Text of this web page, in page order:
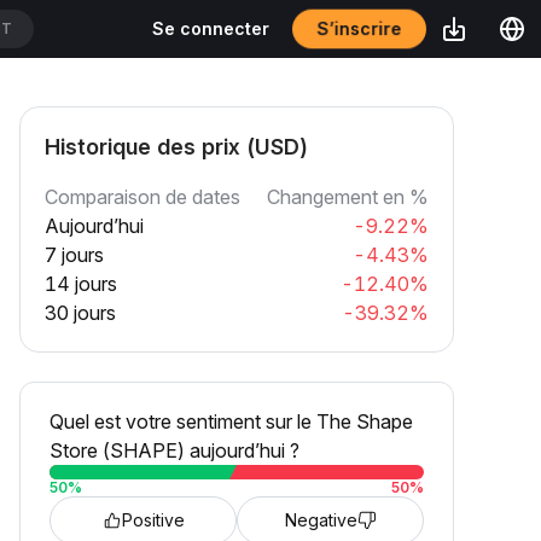
Se connecter S’inscrire
Historique des prix (USD)
Comparaison de dates
Changement en %
Aujourd’hui
-9.22%
7 jours
-4.43%
14 jours
-12.40%
30 jours
-39.32%
Quel est votre sentiment sur le The Shape
Store (SHAPE) aujourd’hui ?
50% 50%
Positive Negative